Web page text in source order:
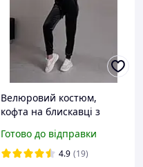
Велюровий костюм,
кофта на блискавці з
Готово до відправки
4.9 (19)